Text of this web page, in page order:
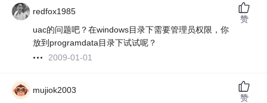
redfox1985
uac的问题吧？在windows目录下需要管理员权限，你
放到programdata目录下试试呢？
2009-01-01
赞
mujiok2003
赞